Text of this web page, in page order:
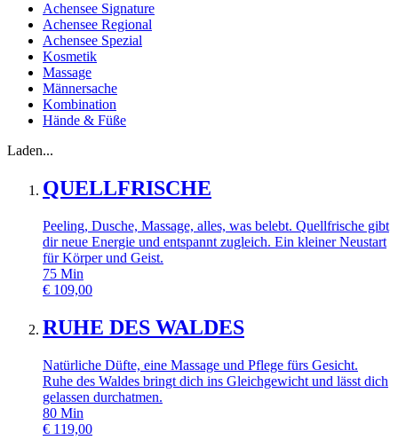
Achensee Signature
Achensee Regional
Achensee Spezial
Kosmetik
Massage
Männersache
Kombination
Hände & Füße
Laden...
QUELLFRISCHE
Peeling, Dusche, Massage, alles, was belebt. Quellfrische gibt
dir neue Energie und entspannt zugleich. Ein kleiner Neustart
für Körper und Geist.
75 Min
€ 109,00
RUHE DES WALDES
Natürliche Düfte, eine Massage und Pflege fürs Gesicht.
Ruhe des Waldes bringt dich ins Gleichgewicht und lässt dich
gelassen durchatmen.
80 Min
€ 119,00